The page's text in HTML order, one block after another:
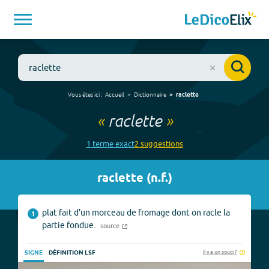
Vous êtes ici : Accueil Dictionnaire raclette
« raclette»
1 termeexact2 suggestions
raclette (n.f.)
1
plat fait d'un morceau de fromage dont on racle la
partie fondue.
source
SIGNE DÉFINITION LSF Il y a un souci ?